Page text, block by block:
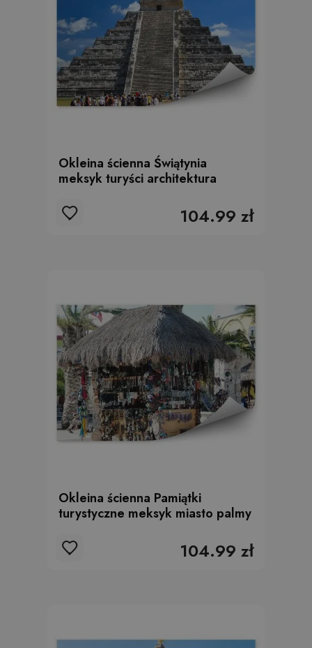
Okleina ścienna Świątynia
meksyk turyści architektura
104.99 zł
Okleina ścienna Pamiątki
turystyczne meksyk miasto palmy
104.99 zł